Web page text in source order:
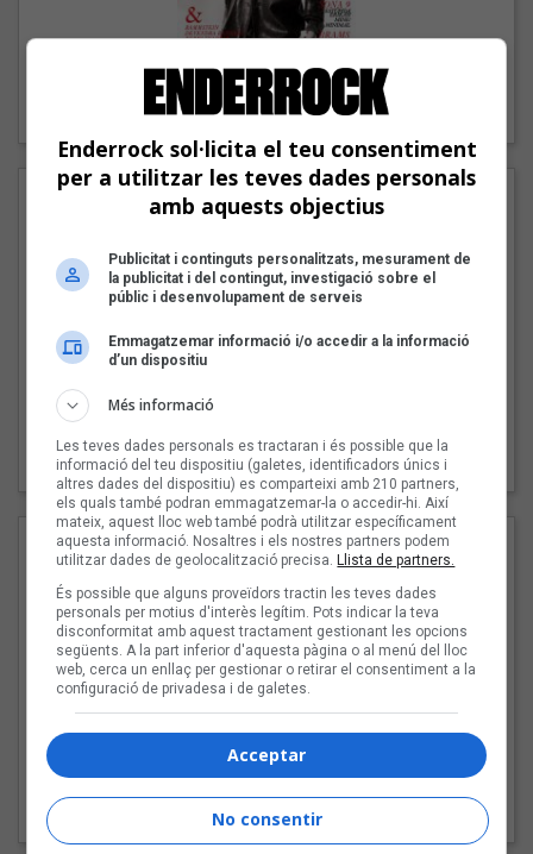
Enderrock 169
novembre 2009
Enderrock 168
octubre 2009
setembre 2009
Enderrock sol·licita el teu consentiment
per a utilitzar les teves dades personals
amb aquests objectius
Publicitat i continguts personalitzats, mesurament de
la publicitat i del contingut, investigació sobre el
públic i desenvolupament de serveis
Emmagatzemar informació i/o accedir a la informació
d’un dispositiu
Més informació
Les teves dades personals es tractaran i és possible que la
informació del teu dispositiu (galetes, identificadors únics i
altres dades del dispositiu) es comparteixi amb 210 partners,
els quals també podran emmagatzemar-la o accedir-hi. Així
mateix, aquest lloc web també podrà utilitzar específicament
aquesta informació. Nosaltres i els nostres partners podem
utilitzar dades de geolocalització precisa.Llista de partners.
És possible que alguns proveïdors tractin les teves dades
personals per motius d'interès legítim. Pots indicar la teva
disconformitat amb aquest tractament gestionant les opcions
següents. A la part inferior d'aquesta pàgina o al menú del lloc
web, cerca un enllaç per gestionar o retirar el consentiment a la
configuració de privadesa i de galetes.
Acceptar
No consentir